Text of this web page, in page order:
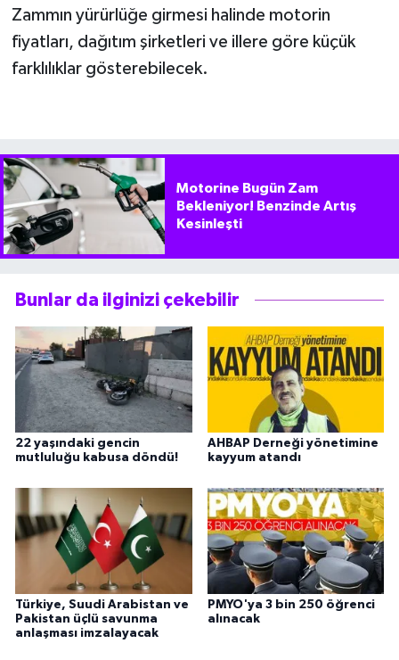
Zammın yürürlüğe girmesi halinde motorin
fiyatları, dağıtım şirketleri ve illere göre küçük
farklılıklar gösterebilecek.
Motorine Bugün Zam
Bekleniyor! Benzinde Artış
Kesinleşti
Bunlar da ilginizi çekebilir
22 yaşındaki gencin
mutluluğu kabusa döndü!
AHBAP Derneği yönetimine
kayyum atandı
Türkiye, Suudi Arabistan ve
Pakistan üçlü savunma
anlaşması imzalayacak
PMYO'ya 3 bin 250 öğrenci
alınacak